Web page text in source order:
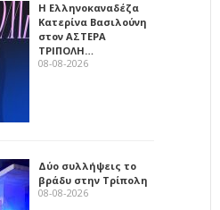
Η Ελληνοκαναδέζα
Κατερίνα Βασιλούνη
στον ΑΣΤΕΡΑ
ΤΡΙΠΟΛΗ…
08-08-2026
Δύο συλλήψεις το
βράδυ στην Τρίπολη
08-08-2026